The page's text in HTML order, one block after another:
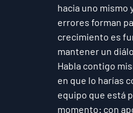
hacia uno mismo
errores forman
crecimiento es
mantener un
Habla contigo
en que lo harías
equipo que está
momento: con